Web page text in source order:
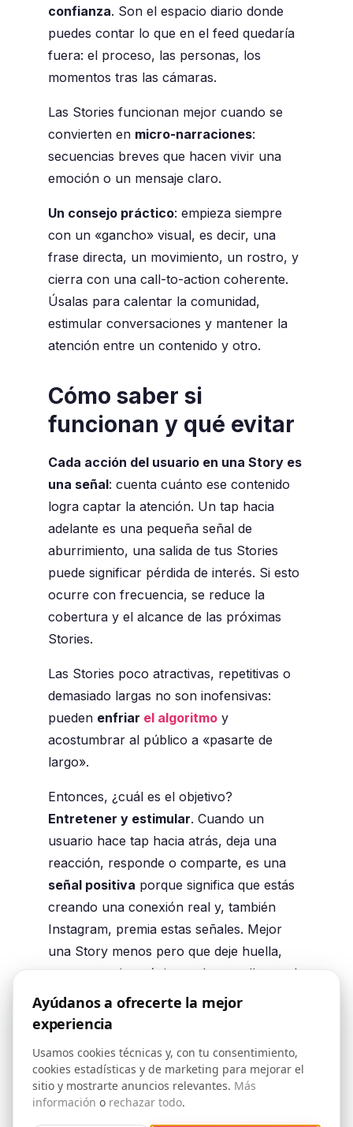
confianza. Son el espacio diario donde
puedes contar lo que en el feed quedaría
fuera: el proceso, las personas, los
momentos tras las cámaras.
Las Stories funcionan mejor cuando se
convierten en micro-narraciones:
secuencias breves que hacen vivir una
emoción o un mensaje claro.
Un consejo práctico: empieza siempre
con un «gancho» visual, es decir, una
frase directa, un movimiento, un rostro, y
cierra con una call-to-action coherente.
Úsalas para calentar la comunidad,
estimular conversaciones y mantener la
atención entre un contenido y otro.
Cómo saber si
funcionan y qué evitar
Cada acción del usuario en una Story es
una señal: cuenta cuánto ese contenido
logra captar la atención. Un tap hacia
adelante es una pequeña señal de
aburrimiento, una salida de tus Stories
puede significar pérdida de interés. Si esto
ocurre con frecuencia, se reduce la
cobertura y el alcance de las próximas
Stories.
Las Stories poco atractivas, repetitivas o
demasiado largas no son inofensivas:
pueden enfriar el algoritmoy
acostumbrar al público a «pasarte de
largo».
Entonces, ¿cuál es el objetivo?
Entretener y estimular. Cuando un
usuario hace tap hacia atrás, deja una
reacción, responde o comparte, es una
señal positiva porque significa que estás
creando una conexión real y, también
Instagram, premia estas señales. Mejor
una Story menos pero que deje huella,
que una serie anónima solo para llenar el
espacio.
Conclusión: las Stories
de Instagram como
lenguaje diario
Ayúdanos a ofrecerte la mejor
experiencia
Usamos cookies técnicas y, con tu consentimiento,
cookies estadísticas y de marketing para mejorar el
sitio y mostrarte anuncios relevantes. Más
información o rechazar todo.